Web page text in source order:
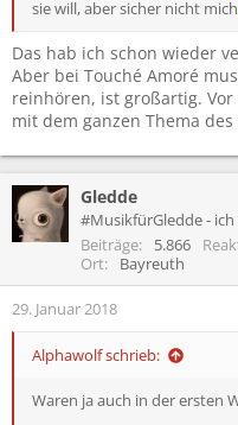
sie will, aber sicher nicht mich
Das hab ich schon wieder
Aber bei Touché Amoré
reinhören, ist großartig.
mit dem ganzen Thema
Gledde
#MusikfürGledde -
Beiträge
5.866
Ort
Bayreuth
29. Januar 2018
Alphawolf schrieb:
Waren ja auch in der ersten